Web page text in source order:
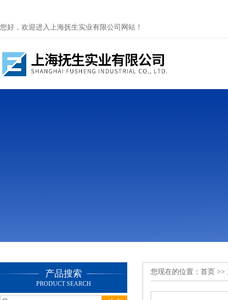
您好，欢迎进入上海抚生实业有限公司网站！
产品搜索
PRODUCT SEARCH
您现在的位置： 首页 >>